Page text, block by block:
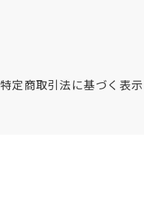
特定商取引法に基づく表示